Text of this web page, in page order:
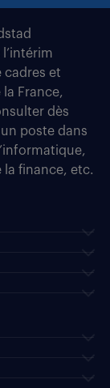
cadres et
France,
dès
poste dans
la finance, etc.